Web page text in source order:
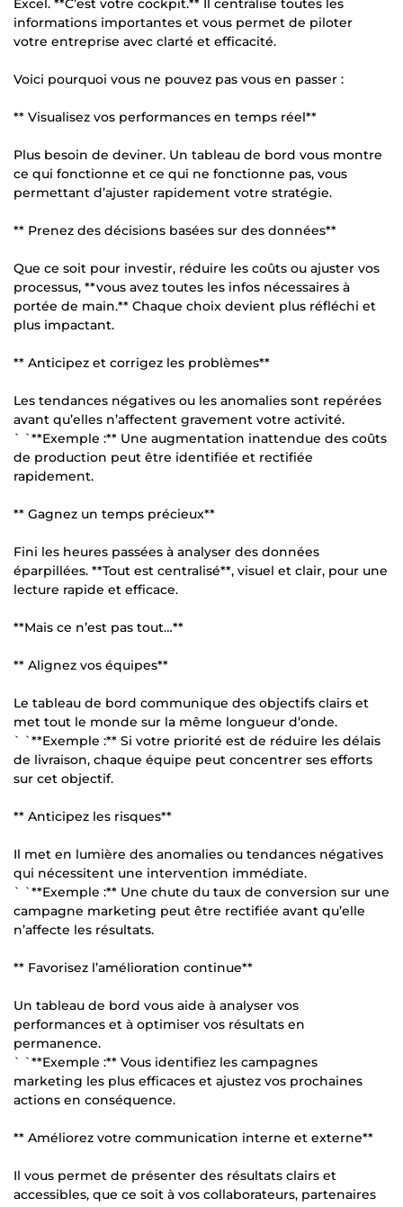
Excel. **C’est votre cockpit.** Il centralise toutes les
informations importantes et vous permet de piloter
votre entreprise avec clarté et efficacité.
Voici pourquoi vous ne pouvez pas vous en passer :
** Visualisez vos performances en temps réel**
Plus besoin de deviner. Un tableau de bord vous montre
ce qui fonctionne et ce qui ne fonctionne pas, vous
permettant d’ajuster rapidement votre stratégie.
** Prenez des décisions basées sur des données**
Que ce soit pour investir, réduire les coûts ou ajuster vos
processus, **vous avez toutes les infos nécessaires à
portée de main.** Chaque choix devient plus réfléchi et
plus impactant.
** Anticipez et corrigez les problèmes**
Les tendances négatives ou les anomalies sont repérées
avant qu’elles n’affectent gravement votre activité.
` `**Exemple :** Une augmentation inattendue des coûts
de production peut être identifiée et rectifiée
rapidement.
** Gagnez un temps précieux**
Fini les heures passées à analyser des données
éparpillées. **Tout est centralisé**, visuel et clair, pour une
lecture rapide et efficace.
**Mais ce n’est pas tout…**
** Alignez vos équipes**
Le tableau de bord communique des objectifs clairs et
met tout le monde sur la même longueur d’onde.
` `**Exemple :** Si votre priorité est de réduire les délais
de livraison, chaque équipe peut concentrer ses efforts
sur cet objectif.
** Anticipez les risques**
Il met en lumière des anomalies ou tendances négatives
qui nécessitent une intervention immédiate.
` `**Exemple :** Une chute du taux de conversion sur une
campagne marketing peut être rectifiée avant qu’elle
n’affecte les résultats.
** Favorisez l’amélioration continue**
Un tableau de bord vous aide à analyser vos
performances et à optimiser vos résultats en
permanence.
` `**Exemple :** Vous identifiez les campagnes
marketing les plus efficaces et ajustez vos prochaines
actions en conséquence.
** Améliorez votre communication interne et externe**
Il vous permet de présenter des résultats clairs et
accessibles, que ce soit à vos collaborateurs, partenaires